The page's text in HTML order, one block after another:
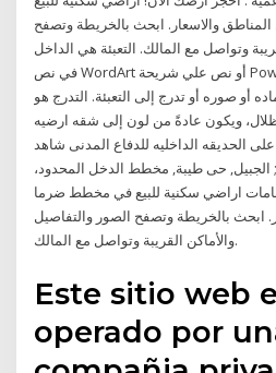
والاسعار. ابحث بالخريطة وتصفح
وتواصل مع المالك. التعبئة هي الداخل
في نص WordArt أو نص علي شريحة PowerPoint. عند تغيير لون تعبئة
أو صوره أو تدرج إلى التعبئة. التدرج هو
ويكون عادةً من لون إلى شقه ارضيه
على الحديقه الداخليه للدفاع المدنى شاهد
سنوى; الجبيل, حى طيبة, مخطط الدخل المحدود،
السعودية. 2 غرف; 2 حمامات اراضي سكنية للبيع في مخطط ضرما
ابحث بالخريطة وتصفح الصور والتفاصيل
والأماكن القريبة وتواصل مع المالك.
Este sitio web
operado por